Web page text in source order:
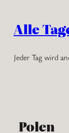
Inhalt
springen
Alle
Jeder Tag wird
Polen